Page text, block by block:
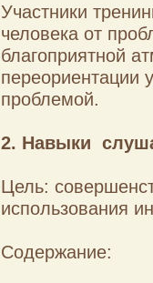
Участники
человека от
благоприятной
переориентации
проблемой.
2. Навыки
Цель:
использования
Содержание: